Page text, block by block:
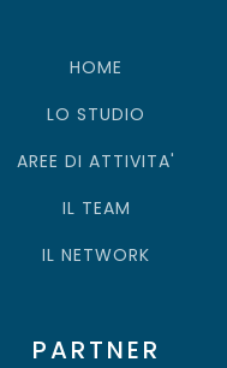
HOME
LO STUDIO
AREE DI ATTIVITA'
IL TEAM
IL NETWORK
PARTNER